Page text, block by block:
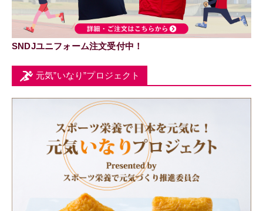
SNDJユニフォーム注文受付中！
元気”いなり”プロジェクト